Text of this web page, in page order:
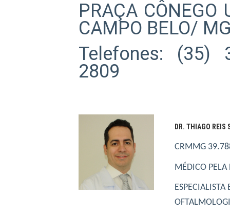
PRAÇA CÔNEGO
CAMPO BELO/
Telefones: (35)
2809
DR. THIAGO REIS
CRMMG
MÉDICO